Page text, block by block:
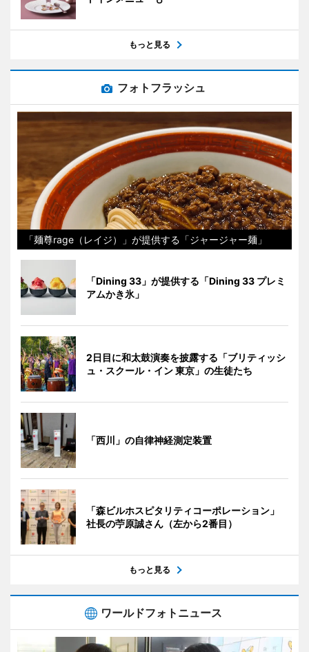
もっと見る
フォトフラッシュ
「麺尊rage（レイジ）」が提供する「ジャージャー麺」
「Dining 33」が提供する「Dining 33 プレミ
アムかき氷」
2日目に和太鼓演奏を披露する「ブリティッシ
ュ・スクール・イン 東京」の生徒たち
「西川」の自律神経測定装置
「森ビルホスピタリティコーポレーション」
社長の苧原誠さん（左から2番目）
もっと見る
ワールドフォトニュース